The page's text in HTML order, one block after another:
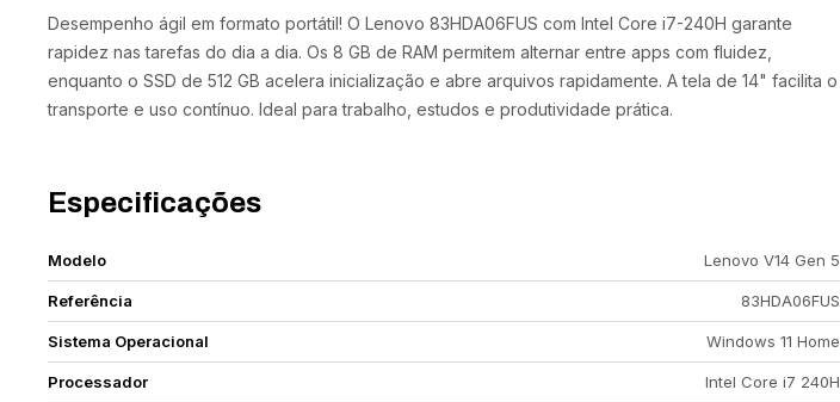
Desempenho ágil em formato portátil! O Lenovo 83HDA06FUS com Intel Core i7-240H garante
rapidez nas tarefas do dia a dia. Os 8 GB de RAM permitem alternar entre apps com fluidez,
enquanto o SSD de 512 GB acelera inicialização e abre arquivos rapidamente. A tela de 14" facilita o
transporte e uso contínuo. Ideal para trabalho, estudos e produtividade prática.
Especificações
Modelo Lenovo V14 Gen 5
Referência 83HDA06FUS
Sistema Operacional Windows 11 Home
Processador Intel Core i7 240H